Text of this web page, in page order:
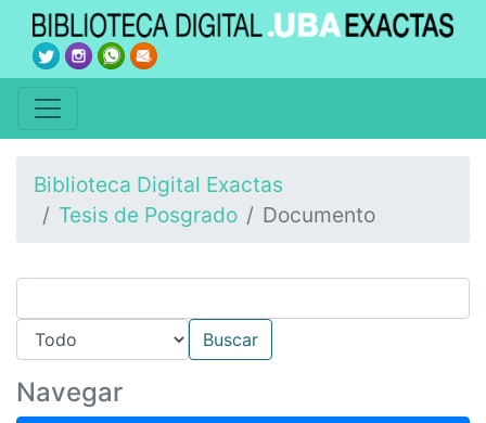
Biblioteca Digital Exactas
Tesis de Posgrado
Documento
Navegar